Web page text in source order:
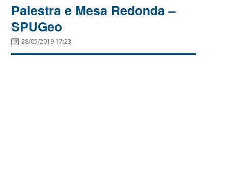
Palestra e Mesa Redonda –
SPUGeo
28/05/2019 17:23